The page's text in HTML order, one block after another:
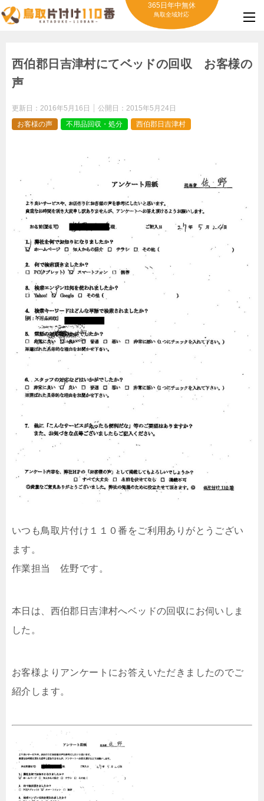
365日年中無休
鳥取全域対応
西伯郡日吉津村にてベッドの回収 お客様の
声
更新日： 2016年5月16日 公開日： 2015年5月24日
お客様の声
不用品回収・処分 西伯郡日吉津村
いつも鳥取片付け１１０番をご利用ありがとうござい
ます。
作業担当 佐野です。
本日は、西伯郡日吉津村へベッドの回収にお伺いしま
した。
お客様よりアンケートにお答えいただきましたのでご
紹介します。